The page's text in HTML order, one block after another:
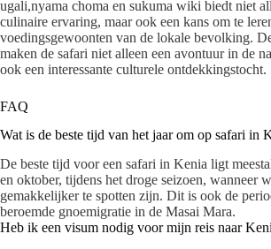
ugali,nyama choma en sukuma wiki biedt niet
culinaire ervaring, maar ook een kans om te
voedingsgewoonten van de lokale bevolking.
maken de safari niet alleen een avontuur in de
ook een interessante culturele ontdekkingstocht.
FAQ
Wat is de beste tijd van het jaar om op safari in
De beste tijd voor een safari in Kenia ligt
en oktober, tijdens het droge seizoen, wanneer
gemakkelijker te spotten zijn. Dit is ook de
beroemde gnoemigratie in de Masai Mara.
Heb ik een visum nodig voor mijn reis naar